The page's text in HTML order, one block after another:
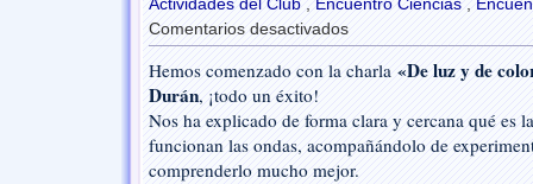
Comentarios desactivadosen
¡Primer
día
Encuentro
de
Ciencias
Hemos comenzado con la charla «De luz y de
Durán, ¡todo un éxito!
Nos ha explicado de forma clara y cercana qué es
funcionan las ondas, acompañándolo de
comprenderlo mucho mejor.